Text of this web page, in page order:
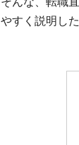
やすく説明し